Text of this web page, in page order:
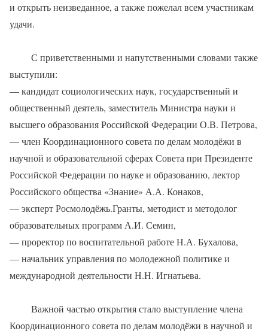
и открыть неизведанное, а также пожелал всем участникам
удачи.
С приветственными и напутственными словами также
выступили:
— кандидат социологических наук, государственный и
общественный деятель, заместитель Министра науки и
высшего образования Российской Федерации О.В. Петрова,
— член Координационного совета по делам молодёжи в
научной и образовательной сферах Совета при Президенте
Российской Федерации по науке и образованию, лектор
Российского общества «Знание» А.А. Конаков,
— эксперт Росмолодёжь.Гранты, методист и методолог
образовательных программ А.И. Семин,
— проректор по воспитательной работе Н.А. Бухалова,
— начальник управления по молодежной политике и
международной деятельности Н.Н. Игнатьева.
Важной частью открытия стало выступление члена
Координационного совета по делам молодёжи в научной и